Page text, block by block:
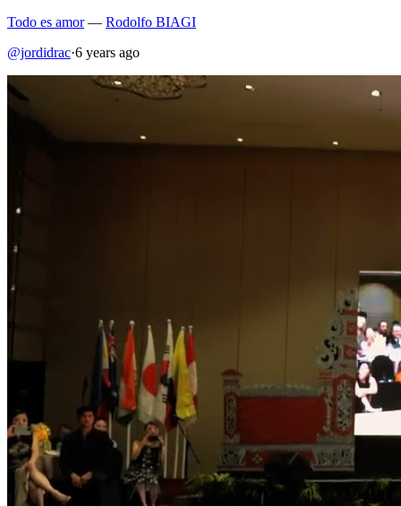
Todo es amor— Rodolfo BIAGI
@jordidrac·6 years ago